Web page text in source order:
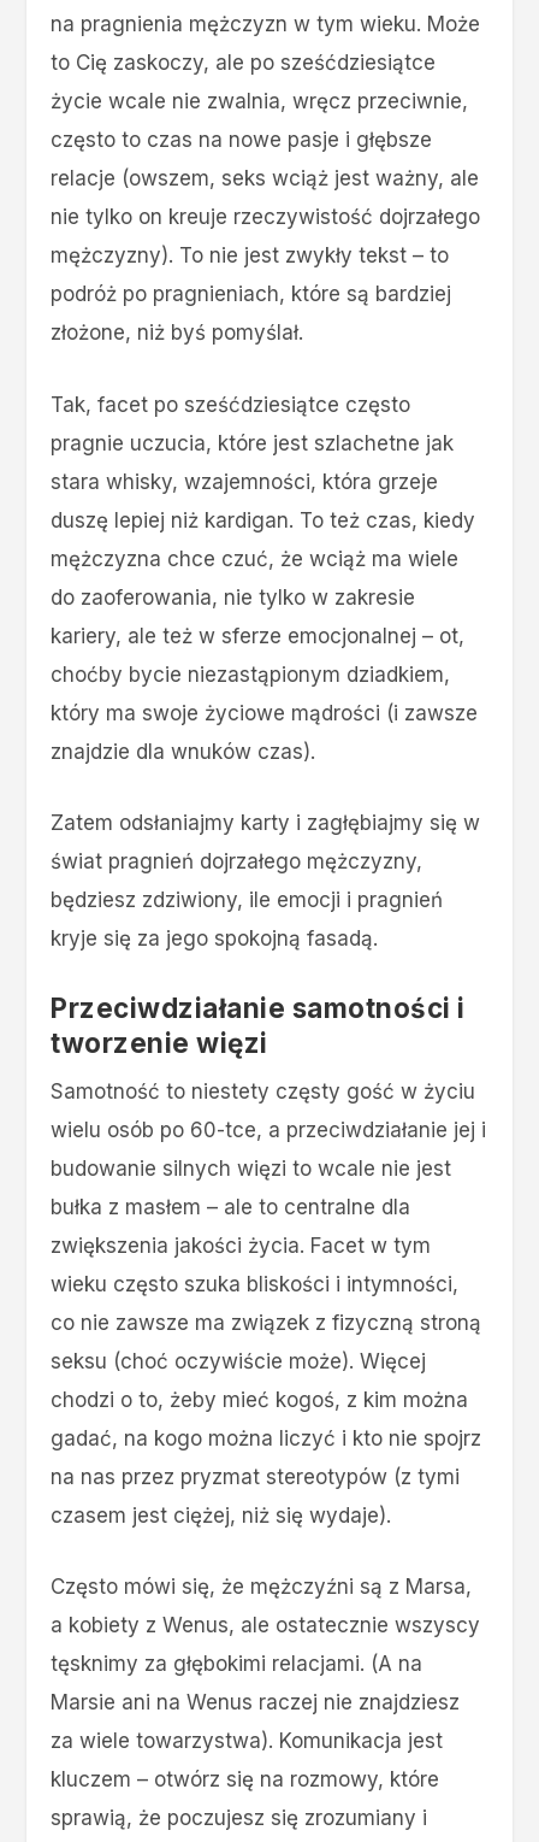
na pragnienia mężczyzn w tym wieku. Może
to Cię zaskoczy, ale po sześćdziesiątce
życie wcale nie zwalnia, wręcz przeciwnie,
często to czas na nowe pasje i głębsze
relacje (owszem, seks wciąż jest ważny, ale
nie tylko on kreuje rzeczywistość dojrzałego
mężczyzny). To nie jest zwykły tekst – to
podróż po pragnieniach, które są bardziej
złożone, niż byś pomyślał.
Tak, facet po sześćdziesiątce często
pragnie uczucia, które jest szlachetne jak
stara whisky, wzajemności, która grzeje
duszę lepiej niż kardigan. To też czas, kiedy
mężczyzna chce czuć, że wciąż ma wiele
do zaoferowania, nie tylko w zakresie
kariery, ale też w sferze emocjonalnej – ot,
choćby bycie niezastąpionym dziadkiem,
który ma swoje życiowe mądrości (i zawsze
znajdzie dla wnuków czas).
Zatem odsłaniajmy karty i zagłębiajmy się w
świat pragnień dojrzałego mężczyzny,
będziesz zdziwiony, ile emocji i pragnień
kryje się za jego spokojną fasadą.
Przeciwdziałanie samotności i
tworzenie więzi
Samotność to niestety częsty gość w życiu
wielu osób po 60-tce, a przeciwdziałanie jej i
budowanie silnych więzi to wcale nie jest
bułka z masłem – ale to centralne dla
zwiększenia jakości życia. Facet w tym
wieku często szuka bliskości i intymności,
co nie zawsze ma związek z fizyczną stroną
seksu (choć oczywiście może). Więcej
chodzi o to, żeby mieć kogoś, z kim można
gadać, na kogo można liczyć i kto nie spojrz
na nas przez pryzmat stereotypów (z tymi
czasem jest ciężej, niż się wydaje).
Często mówi się, że mężczyźni są z Marsa,
a kobiety z Wenus, ale ostatecznie wszyscy
tęsknimy za głębokimi relacjami. (A na
Marsie ani na Wenus raczej nie znajdziesz
za wiele towarzystwa). Komunikacja jest
kluczem – otwórz się na rozmowy, które
sprawią, że poczujesz się zrozumiany i